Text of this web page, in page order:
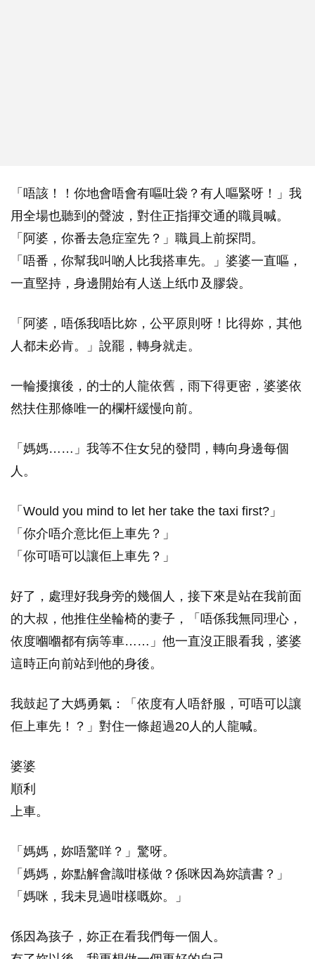
「唔該！！你地會唔會有嘔吐袋？有人嘔緊呀！」我
用全場也聽到的聲波，對住正指揮交通的職員喊。
「阿婆，你番去急症室先？」職員上前探問。
「唔番，你幫我叫啲人比我搭車先。」婆婆一直嘔，
一直堅持，身邊開始有人送上纸巾及膠袋。
「阿婆，唔係我唔比妳，公平原則呀！比得妳，其他
人都未必肯。」說罷，轉身就走。
一輪擾攘後，的士的人龍依舊，雨下得更密，婆婆依
然扶住那條唯一的欄杆緩慢向前。
「媽媽……」我等不住女兒的發問，轉向身邊每個
人。
「Would you mind to let her take the taxi first?」
「你介唔介意比佢上車先？」
「你可唔可以讓佢上車先？」
好了，處理好我身旁的幾個人，接下來是站在我前面
的大叔，他推住坐輪椅的妻子，「唔係我無同理心，
依度嗰嗰都有病等車……」他一直沒正眼看我，婆婆
這時正向前站到他的身後。
我鼓起了大媽勇氣：「依度有人唔舒服，可唔可以讓
佢上車先！？」對住一條超過20人的人龍喊。
婆婆
順利
上車。
「媽媽，妳唔驚咩？」驚呀。
「媽媽，妳點解會識咁樣做？係咪因為妳讀書？」
「媽咪，我未見過咁樣嘅妳。」
係因為孩子，妳正在看我們每一個人。